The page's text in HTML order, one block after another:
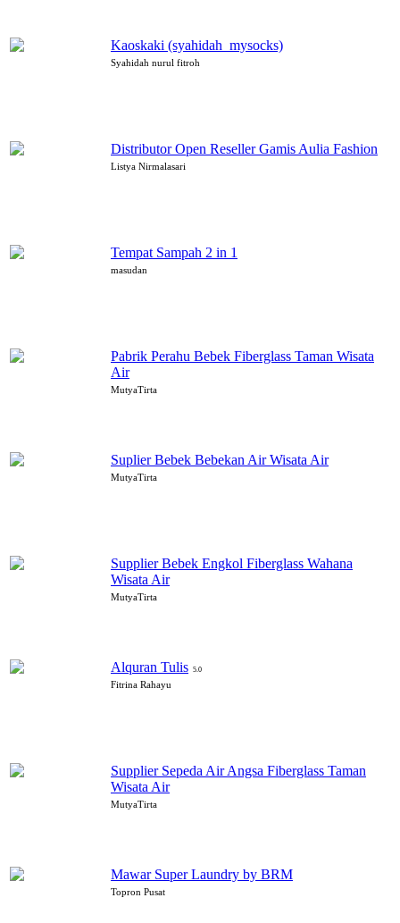
Kaoskaki (syahidah_mysocks)
Syahidah nurul fitroh
Distributor Open Reseller Gamis Aulia Fashion
Listya Nirmalasari
Tempat Sampah 2 in 1
masudan
Pabrik Perahu Bebek Fiberglass Taman Wisata
Air
MutyaTirta
Suplier Bebek Bebekan Air Wisata Air
MutyaTirta
Supplier Bebek Engkol Fiberglass Wahana
Wisata Air
MutyaTirta
Alquran Tulis 5.0
Fitrina Rahayu
Supplier Sepeda Air Angsa Fiberglass Taman
Wisata Air
MutyaTirta
Mawar Super Laundry by BRM
Topron Pusat